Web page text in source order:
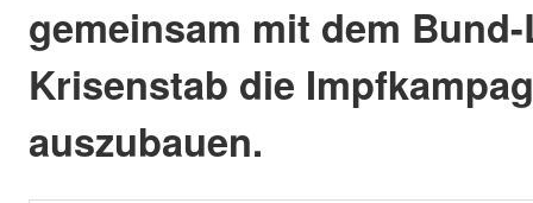
gemeinsam mit dem
Krisenstab die
auszubauen.